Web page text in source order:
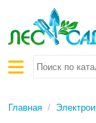
Главная /